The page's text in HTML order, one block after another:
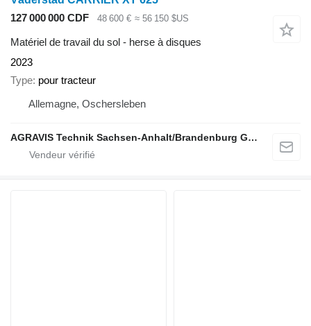
127 000 000 CDF
48 600 € ≈ 56 150 $US
Matériel de travail du sol - herse à disques
2023
Type pour tracteur
Allemagne, Oschersleben
AGRAVIS Technik Sachsen-Anhalt/Brandenburg GmbH